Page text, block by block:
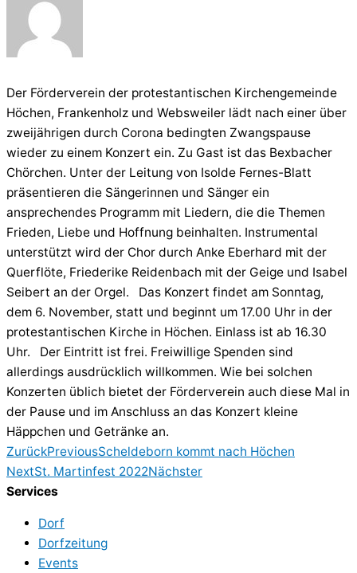
Der Förderverein der protestantischen Kirchengemeinde
Höchen, Frankenholz und Websweiler lädt nach einer über
zweijährigen durch Corona bedingten Zwangspause
wieder zu einem Konzert ein. Zu Gast ist das Bexbacher
Chörchen. Unter der Leitung von Isolde Fernes-Blatt
präsentieren die Sängerinnen und Sänger ein
ansprechendes Programm mit Liedern, die die Themen
Frieden, Liebe und Hoffnung beinhalten. Instrumental
unterstützt wird der Chor durch Anke Eberhard mit der
Querflöte, Friederike Reidenbach mit der Geige und Isabel
Seibert an der Orgel. Das Konzert findet am Sonntag,
dem 6. November, statt und beginnt um 17.00 Uhr in der
protestantischen Kirche in Höchen. Einlass ist ab 16.30
Uhr. Der Eintritt ist frei. Freiwillige Spenden sind
allerdings ausdrücklich willkommen. Wie bei solchen
Konzerten üblich bietet der Förderverein auch diese Mal in
der Pause und im Anschluss an das Konzert kleine
Häppchen und Getränke an.
ZurückPreviousScheldeborn kommt nach Höchen
NextSt. Martinfest 2022Nächster
Services
Dorf
Dorfzeitung
Events